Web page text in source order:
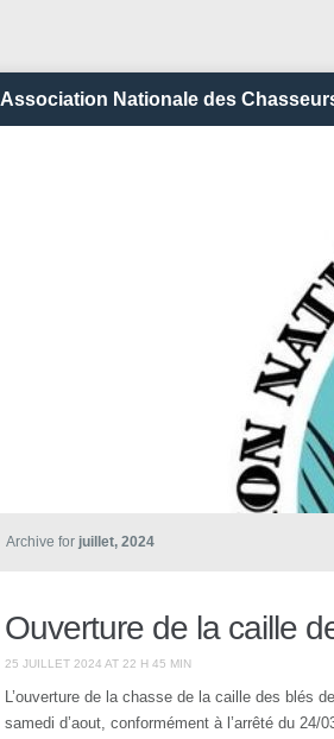
Association Nationale des
Archive for juillet, 2024
Ouverture de la caille
25 JUILLET 2024 AT 22 H 45 MIN
L’ouverture de la chasse de la caille des blés
samedi d’aout, conformément à l’arrêté du